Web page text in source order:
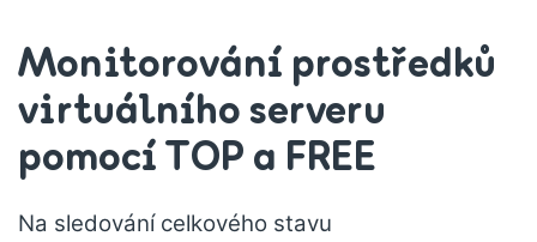
Monitorování prostředků
virtuálního serveru
pomocí TOP a FREE
Na sledování celkového stavu